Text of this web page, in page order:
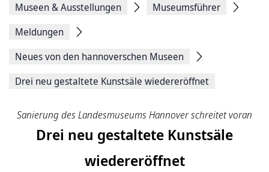
teilen
Seitenlink
Seite
Museen & Ausstellungen
Museumsführer
Meldungen
Neues von den hannoverschen Museen
Drei neu gestaltete Kunstsäle wiedereröffnet
Sanierung des Landesmuseums Hannover schreitet voran
Drei neu gestaltete Kunstsäle
wiedereröffnet